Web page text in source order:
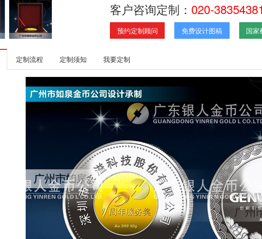
客户咨询定制： 020-
预约定制顾问 免费设计图稿 国家
定制流程 定制须知 我要定制